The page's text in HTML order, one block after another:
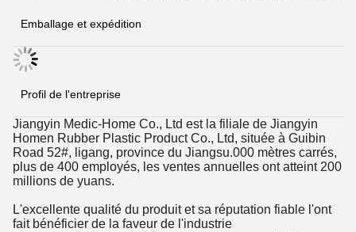
Emballage et expédition
Profil de l'entreprise
Jiangyin Medic-Home Co., Ltd est la filiale de Jiangyin
Homen Rubber Plastic Product Co., Ltd, située à Guibin
Road 52#, ligang, province du Jiangsu.000 mètres carrés,
plus de 400 employés, les ventes annuelles ont atteint 200
millions de yuans.
L'excellente qualité du produit et sa réputation fiable l'ont
fait bénéficier de la faveur de l'industrie